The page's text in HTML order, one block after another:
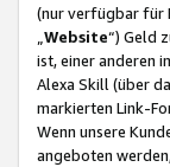
(nur verfügbar für
Website“) Geld
ist, einer anderen
Alexa Skill (über
markierten Link-
Wenn unsere
angeboten